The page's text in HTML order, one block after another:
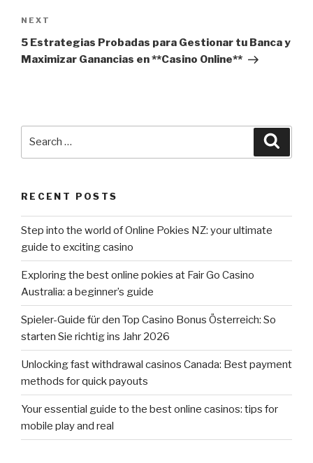
Next
Post
NEXT
5 Estrategias Probadas para Gestionar tu Banca y
Maximizar Ganancias en **Casino Online**
RECENT POSTS
Step into the world of Online Pokies NZ: your ultimate
guide to exciting casino
Exploring the best online pokies at Fair Go Casino
Australia: a beginner’s guide
Spieler-Guide für den Top Casino Bonus Österreich: So
starten Sie richtig ins Jahr 2026
Unlocking fast withdrawal casinos Canada: Best payment
methods for quick payouts
Your essential guide to the best online casinos: tips for
mobile play and real